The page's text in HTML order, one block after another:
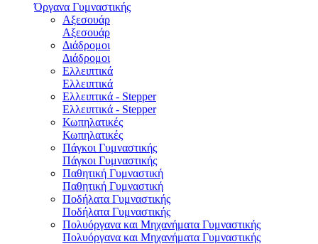
Όργανα Γυμναστικής
Αξεσουάρ
Αξεσουάρ
Διάδρομοι
Διάδρομοι
Ελλειπτικά
Ελλειπτικά
Ελλειπτικά - Stepper
Ελλειπτικά - Stepper
Κωπηλατικές
Κωπηλατικές
Πάγκοι Γυμναστικής
Πάγκοι Γυμναστικής
Παθητική Γυμναστική
Παθητική Γυμναστική
Ποδήλατα Γυμναστικής
Ποδήλατα Γυμναστικής
Πολυόργανα και Μηχανήματα Γυμναστικής
Πολυόργανα και Μηχανήματα Γυμναστικής